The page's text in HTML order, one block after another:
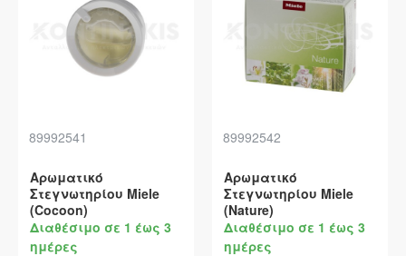
89992541
Αρωματικό
Στεγνωτηρίου Miele
(Cocoon)
Διαθέσιμο σε 1 έως 3
ημέρες
89992542
Αρωματικό
Στεγνωτηρίου Miele
(Nature)
Διαθέσιμο σε 1 έως 3
ημέρες